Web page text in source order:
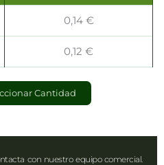
0,14 €
0,12€
Cantidad
con nuestro equipo comercial.